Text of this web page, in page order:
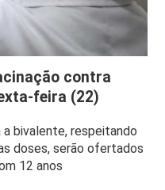
contra
feira (22)
bivalente, respeitando
doses, serão ofertados
12 anos